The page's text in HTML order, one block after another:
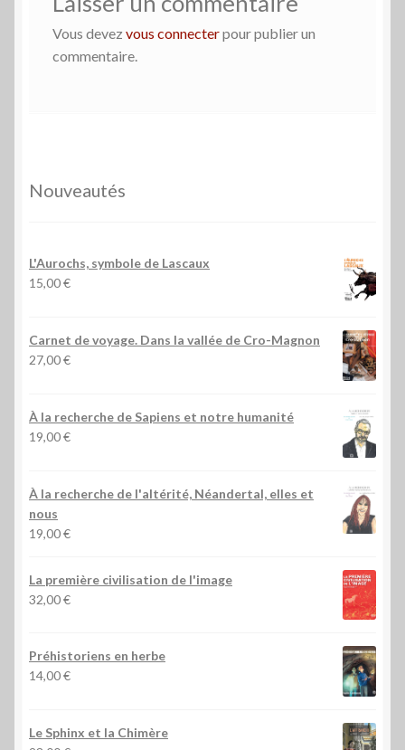
Vous devez vous connecterpour publier un
commentaire.
Nouveautés
L'Aurochs, symbole de Lascaux
15,00€
Carnet de voyage. Dans la vallée de Cro-Magnon
27,00€
À la recherche de Sapiens et notre humanité
19,00€
À la recherche de l'altérité, Néandertal, elles et
nous
19,00€
La première civilisation de l'image
32,00€
Préhistoriens en herbe
14,00€
Le Sphinx et la Chimère